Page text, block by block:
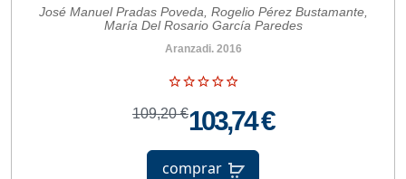
José Manuel Pradas Poveda, Rogelio Pérez Bustamante,
María Del Rosario García Paredes
Aranzadi. 2016
109,20 €103,74 €
comprar